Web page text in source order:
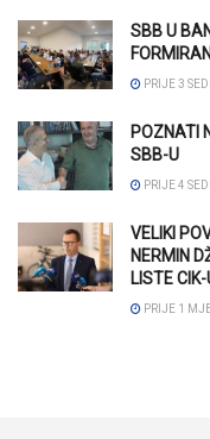
SBB U
PRIJE 3
POZNATI
SBB-U
PRIJE 4
VELIKI
NERMIN
LISTE CIK-
PRIJE 1